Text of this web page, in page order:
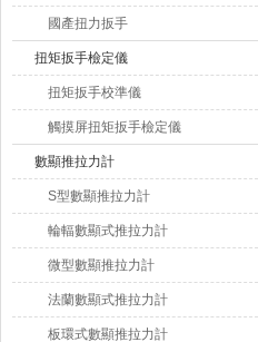
國產扭力扳手
扭矩扳手檢定儀
扭矩扳手校準儀
觸摸屏扭矩扳手檢定儀
數顯推拉力計
S型數顯推拉力計
輪輻數顯式推拉力計
微型數顯推拉力計
法蘭數顯式推拉力計
板環式數顯推拉力計